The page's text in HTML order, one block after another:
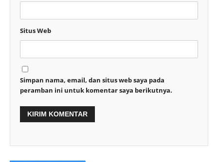
Situs Web
Simpan nama, email, dan situs web saya pada
peramban ini untuk komentar saya berikutnya.